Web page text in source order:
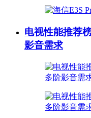
电视性能推荐
影音需求